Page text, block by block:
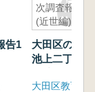
告1
次調査報告
(近世編)
大田区の近
池上二丁目1
大田区教育委